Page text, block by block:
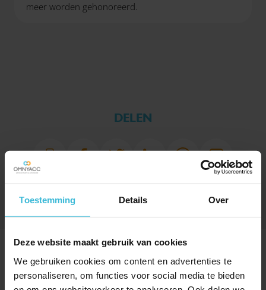
Toestemming Details Over
Deze website maakt gebruik van cookies
We gebruiken cookies om content en advertenties te
personaliseren, om functies voor social media te bieden
meer worden gehonoreerd.
DELEN
UITGELICHT